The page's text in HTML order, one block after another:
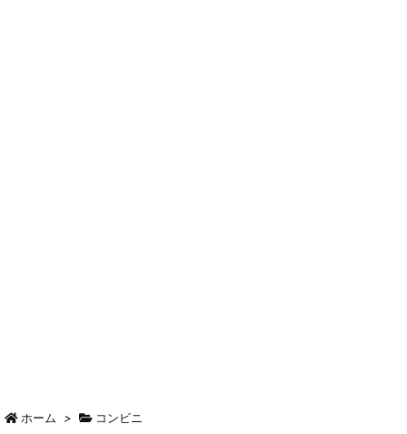
ホーム > コンビニ